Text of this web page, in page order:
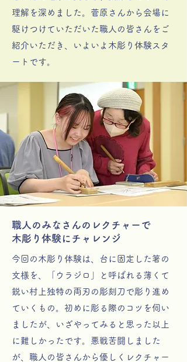
理解を深めました。菅原さんから会場に
駆けつけていただいた職人の皆さんをご
紹介いただき、いよいよ木彫り体験スタ
ートです。
職人のみなさんのレクチャーで
​木彫り体験にチャレンジ
今回の木彫り体験は、台に固定した箸の
文様を、「ウラジロ」と呼ばれる薄くて
鋭い村上独特の両刃の彫刻刀で彫り進め
ていくもの。初めに彫る際のコツを伺い
ましたが、いざやってみると思った以上
に難しかったです。悪戦苦闘しました
が、職人の皆さんから優しくレクチャー